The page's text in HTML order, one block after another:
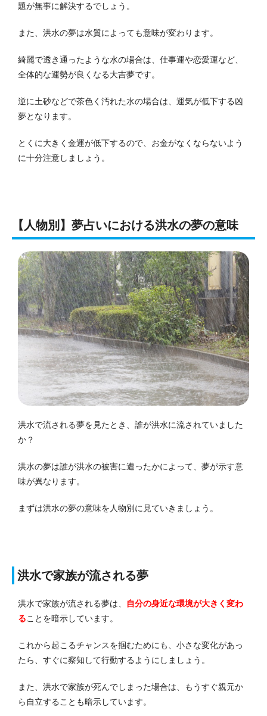
題が無事に解決するでしょう。
また、洪水の夢は水質によっても意味が変わります。
綺麗で透き通ったような水の場合は、仕事運や恋愛運など、
全体的な運勢が良くなる大吉夢です。
逆に土砂などで茶色く汚れた水の場合は、運気が低下する凶
夢となります。
とくに大きく金運が低下するので、お金がなくならないよう
に十分注意しましょう。
【人物別】夢占いにおける洪水の夢の意味
洪水で流される夢を見たとき、誰が洪水に流されていました
か？
洪水の夢は誰が洪水の被害に遭ったかによって、夢が示す意
味が異なります。
まずは洪水の夢の意味を人物別に見ていきましょう。
洪水で家族が流される夢
洪水で家族が流される夢は、
自分の身近な環境が大きく変わ
ることを暗示しています。
これから起こるチャンスを掴むためにも、小さな変化があっ
たら、すぐに察知して行動するようにしましょう。
また、洪水で家族が死んでしまった場合は、もうすぐ親元か
ら自立することも暗示しています。